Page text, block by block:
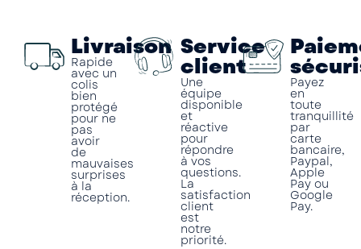
Livraison
Rapide
avec un
colis
bien
protégé
pour ne
pas
avoir
de
mauvaises
surprises
à la
réception.
Service
client
Une
équipe
disponible
et
réactive
pour
répondre
à vos
questions.
La
satisfaction
client
est
notre
priorité.
Payez
en
toute
tranquillité
par
carte
bancaire,
Paypal,
Apple
Pay ou
Google
Pay.